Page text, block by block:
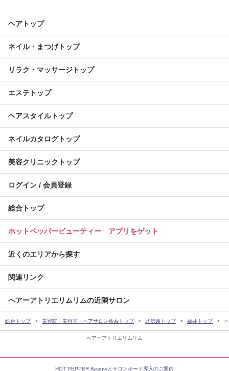
ヘアーアトリエリムリム
ヘアトップ
ネイル・まつげトップ
リラク・マッサージトップ
エステトップ
ヘアスタイルトップ
ネイルカタログトップ
美容クリニックトップ
ログイン / 会員登録
総合トップ
ホットペッパービューティー アプリをゲット
近くのエリアから探す
関連リンク
ヘアーアトリエリムリムの近隣サロン
総合トップ 美容院・美容室・ヘアサロン検索トップ 北信越トップ 福井トップ
HOT PEPPER Beautyとサロンボード導入のご案内